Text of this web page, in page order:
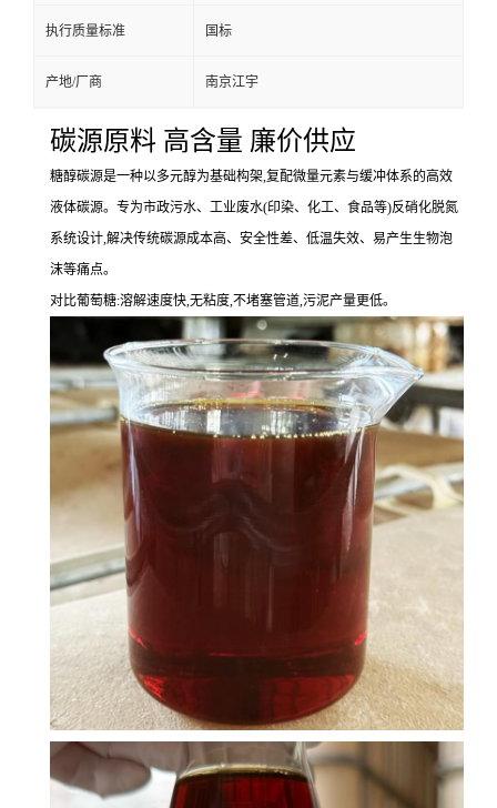
执行质量标准 国标
产地/厂商 南京江宇
碳源原料 高含量 廉价供应
糖醇碳源是一种以多元醇为基础构架,复配微量元素与缓冲体系的高效
液体碳源。专为市政污水、工业废水(印染、化工、食品等)反硝化脱氮
系统设计,解决传统碳源成本高、安全性差、低温失效、易产生生物泡
沫等痛点。
对比葡萄糖:溶解速度快,无粘度,不堵塞管道,污泥产量更低。